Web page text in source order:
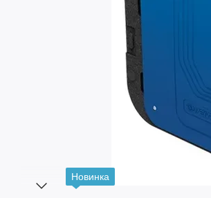
Новинка